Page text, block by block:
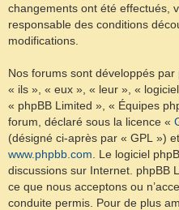
changements ont été effectués,
responsable des conditions
modifications.
Nos forums sont développés
« ils », « eux », « leur », «
« phpBB Limited », « Équipes
forum, déclaré sous la licence «
(désigné ci-après par « GPL »)
www.phpbb.com . Le logiciel
discussions sur Internet. phpBB
ce que nous acceptons ou
conduite permis. Pour de plus